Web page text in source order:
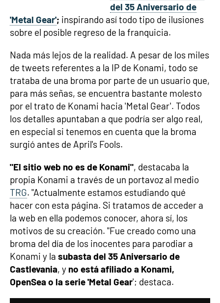
del 35 Aniversario de
'Metal Gear'; inspirando así todo tipo de ilusiones
sobre el posible regreso de la franquicia.
Nada más lejos de la realidad. A pesar de los miles
de tweets referentes a la IP de Konami, todo se
trataba de una broma por parte de un usuario que,
para más señas, se encuentra bastante molesto
por el trato de Konami hacia 'Metal Gear'. Todos
los detalles apuntaban a que podría ser algo real,
en especial si tenemos en cuenta que la broma
surgió antes de April's Fools.
"El sitio web no es de Konami", destacaba la
propia Konami a través de un portavoz al medio
TRG. "Actualmente estamos estudiando qué
hacer con esta página. Si tratamos de acceder a
la web en ella podemos conocer, ahora sí, los
motivos de su creación. "Fue creado como una
broma del día de los inocentes para parodiar a
Konami y la subasta del 35 Aniversario de
Castlevania, y no está afiliado a Konami,
OpenSea o la serie 'Metal Gear'; destaca.